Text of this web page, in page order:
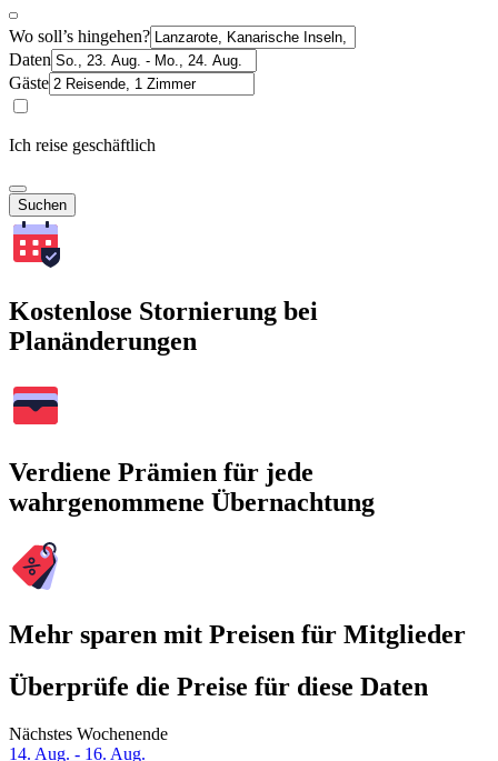
Wo soll’s hingehen?
Daten
Gäste
Ich reise geschäftlich
Suchen
Kostenlose Stornierung bei
Planänderungen
Verdiene Prämien für jede
wahrgenommene Übernachtung
Mehr sparen mit Preisen für Mitglieder
Überprüfe die Preise für diese Daten
Nächstes Wochenende
14. Aug. - 16. Aug.